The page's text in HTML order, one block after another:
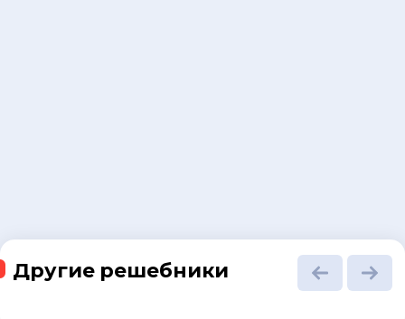
Другие решебники